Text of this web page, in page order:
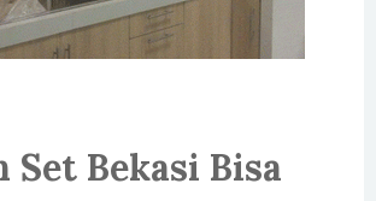
Set Bekasi Bisa